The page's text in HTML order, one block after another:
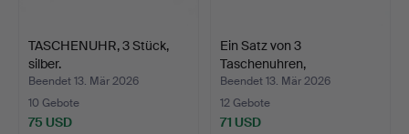
TASCHENUHR, 3 Stück,
silber.
Beendet 13. Mär 2026
10 Gebote
75 USD
Ein Satz von 3
Taschenuhren,
einschließlic…
Beendet 13. Mär 2026
12 Gebote
71 USD